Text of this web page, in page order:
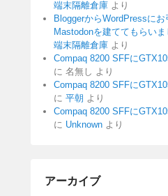
端末隔離倉庫 より
BloggerからWordPressに
Mastodonを建ててもらい
端末隔離倉庫 より
Compaq 8200 SFFに
に 名無し より
Compaq 8200 SFFに
に 平朝 より
Compaq 8200 SFFに
に Unknown より
アーカイブ